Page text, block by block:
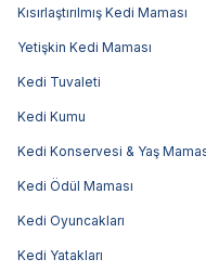
Kısırlaştırılmış Kedi Maması
Yetişkin Kedi Maması
Kedi Tuvaleti
Kedi Kumu
Kedi Konservesi & Yaş
Kedi Ödül Maması
Kedi Oyuncakları
Kedi Yatakları